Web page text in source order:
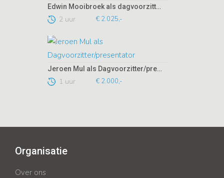
Edwin Mooibroek als dagvoorzitter
2 uur € 2.025,-
Jeroen Mul als Dagvoorzitter/presentator
1 uur € 2.000,-
Organisatie
Over ons